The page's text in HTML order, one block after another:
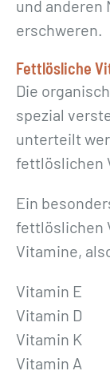
und anderen
erschweren.
Fettlösliche
Die
spezial
unterteilt
fettlöslichen
Ein
fettlöslichen
Vitamine,
Vitamin E
Vitamin D
Vitamin K
Vitamin A